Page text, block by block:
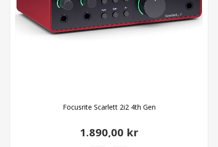
Focusrite Scarlett 2i2 4th Gen
1.890,00 kr